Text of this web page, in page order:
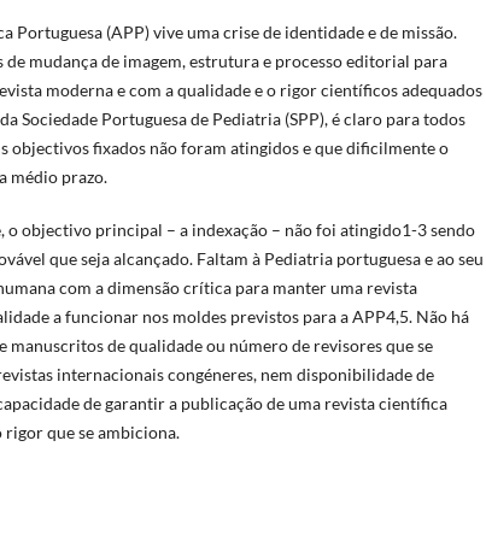
Portuguesa (APP) vive uma crise de identidade e de missão.
de mudança de imagem, estrutura e processo editorial para
moderna e com a qualidade e o rigor científicos adequados
Sociedade Portuguesa de Pediatria (SPP), é claro para todos
objectivos fixados não foram atingidos e que dificilmente o
médio prazo.
o objectivo principal – a indexação – não foi atingido1-3 sendo
que seja alcançado. Faltam à Pediatria portuguesa e ao seu
com a dimensão crítica para manter uma revista
a funcionar nos moldes previstos para a APP4,5. Não há
manuscritos de qualidade ou número de revisores que se
internacionais congéneres, nem disponibilidade de
de garantir a publicação de uma revista científica
que se ambiciona.